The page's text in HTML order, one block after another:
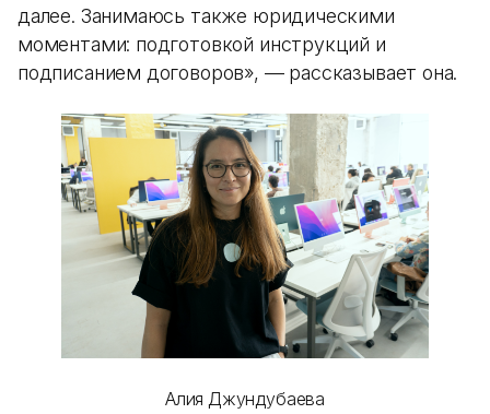
далее. Занимаюсь также юридическими
моментами: подготовкой инструкций и
подписанием договоров», — рассказывает она.
Алия Джундубаева